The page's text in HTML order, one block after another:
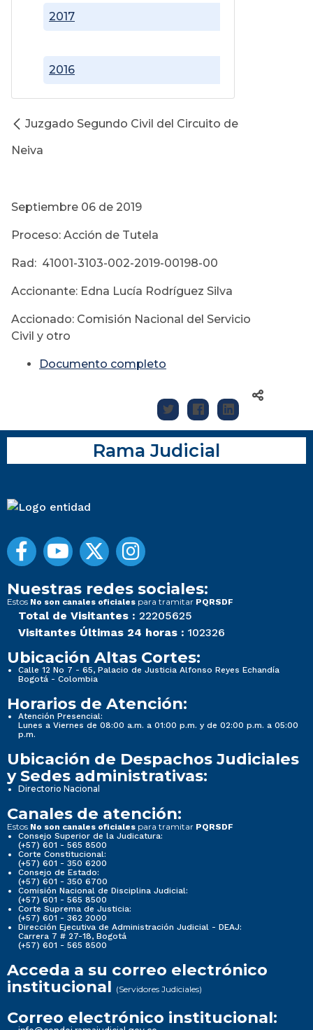
2016
2017
Juzgado Segundo Civil del Circuito de
Neiva
Septiembre 06 de 2019
Proceso: Acción de Tutela
Rad: 41001-3103-002-2019-00198-00
Accionante: Edna Lucía Rodríguez Silva
Accionado: Comisión Nacional del Servicio
Civil y otro
Documento completo
Rama Judicial
Nuestras redes sociales:
Estos No son canales oficiales para tramitar PQRSDF
Total de Visitantes : 22205625
Visitantes Últimas 24 horas : 102326
Ubicación Altas Cortes:
Calle 12 No 7 - 65, Palacio de Justicia Alfonso Reyes Echandía
Bogotá - Colombia
Horarios de Atención:
Atención Presencial:
Lunes a Viernes de 08:00 a.m. a 01:00 p.m. y de 02:00 p.m. a 05:00
p.m.
Ubicación de Despachos Judiciales
y Sedes administrativas:
Directorio Nacional
Canales de atención:
Estos No son canales oficiales para tramitar PQRSDF
Consejo Superior de la Judicatura:
(+57) 601 - 565 8500
Corte Constitucional:
(+57) 601 - 350 6200
Consejo de Estado:
(+57) 601 - 350 6700
Comisión Nacional de Disciplina Judicial:
(+57) 601 - 565 8500
Corte Suprema de Justicia:
(+57) 601 - 362 2000
Dirección Ejecutiva de Administración Judicial - DEAJ:
Carrera 7 # 27-18, Bogotá
(+57) 601 - 565 8500
Acceda a su correo electrónico
institucional (Servidores Judiciales)
Correo electrónico institucional: